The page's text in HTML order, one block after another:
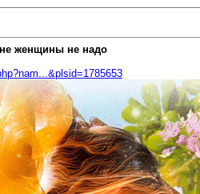
женщины не надо